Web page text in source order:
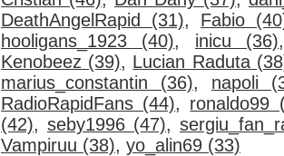
DeathAngelRapid (31), Fabio
hooligans_1923 (40), inicu (36)
Kenobeez (39), Lucian Raduta
marius_constantin (36), napoli
RadioRapidFans (44), ronaldo99
(42), seby1996 (47),
Vampiruu (38), yo_alin69 (33)